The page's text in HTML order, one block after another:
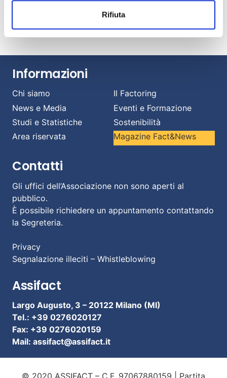
Rifiuta
Banche e imprese: una relazione strategica per
Luglio 13, 2026
Informazioni
Chi siamo
Il Factoring
News e Media
Eventi e Formazione
Studi e Statistiche
Sostenibilità
Area riservata
Magazine Fact&News
Contatti
Gli uffici dell’Associazione non sono aperti al
pubblico.
È possibile richiedere un appuntamento contattando
la Segreteria.
Privacy
Segnalazione illeciti – Whistleblowing
Assifact
Largo Augusto, 3 – 20122 Milano (MI)
Tel.: +39 0276020127
Fax: +39 0276020159
Mail: assifact@assifact.it